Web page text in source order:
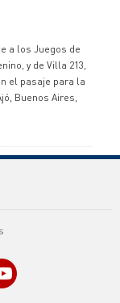
a los Juegos de
y de Villa 213,
el pasaje para la
Buenos Aires,